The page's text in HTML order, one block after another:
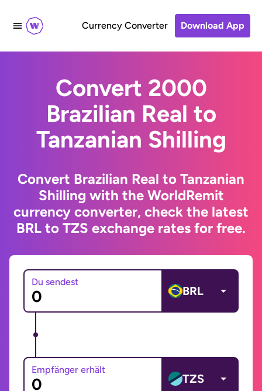
Currency Converter Download App
Convert 2000
Brazilian Real to
Tanzanian Shilling
Convert Brazilian Real to Tanzanian
Shilling with the WorldRemit
currency converter, check the latest
BRL to TZS exchange rates for free.
Du sendest
BRL
Empfänger erhält
TZS